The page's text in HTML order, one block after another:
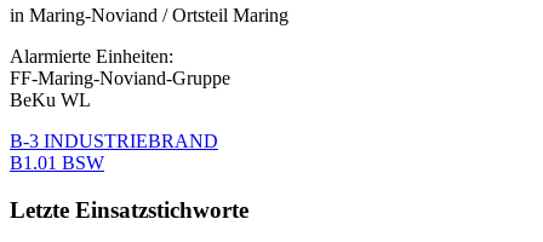
in Maring-Noviand / Ortsteil Maring
Alarmierte Einheiten:
FF-Maring-Noviand-Gruppe
BeKu WL
B-3 INDUSTRIEBRAND
B1.01 BSW
Letzte Einsatzstichworte